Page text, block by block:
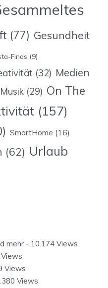
(77) Gesundheit
Finds (9)
(32) Medien
Musik (29) On The
(157)
SmartHome (16)
(62) Urlaub
mehr - 10.174 Views
Views
Views